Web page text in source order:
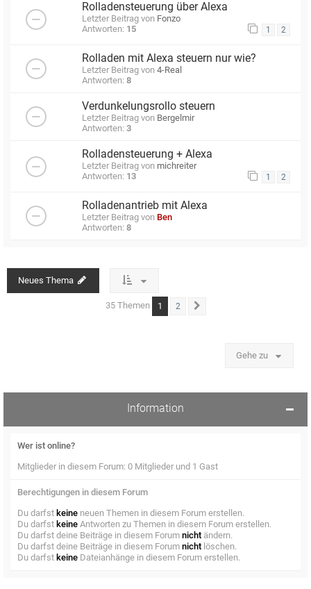
Rolladensteuerung über Alexa
Letzter Beitrag von Fonzo
Antworten: 15 1 2
Rolladen mit Alexa steuern nur wie?
Letzter Beitrag von 4-Real
Antworten: 8
Verdunkelungsrollo steuern
Letzter Beitrag von Bergelmir
Antworten: 3
Rolladensteuerung + Alexa
Letzter Beitrag von michreiter
Antworten: 13 1 2
Rolladenantrieb mit Alexa
Letzter Beitrag von Ben
Antworten: 8
Neues Thema
35 Themen 1 2
Gehe zu
Information
Wer ist online?
Mitglieder in diesem Forum: 0 Mitglieder und 1 Gast
Berechtigungen in diesem Forum
Du darfst keine neuen Themen in diesem Forum erstellen.
Du darfst keine Antworten zu Themen in diesem Forum erstellen.
Du darfst deine Beiträge in diesem Forum nicht ändern.
Du darfst deine Beiträge in diesem Forum nicht löschen.
Du darfst keine Dateianhänge in diesem Forum erstellen.